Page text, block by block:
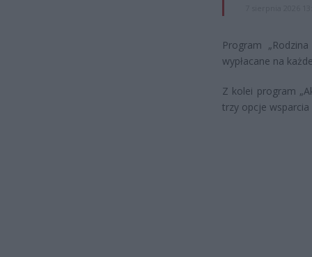
Program
wypłacane na
Z kolei program
trzy opcje